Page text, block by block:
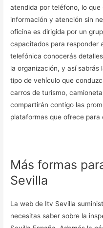
atendida por teléfono, lo
información y atención sin
oficina es dirigida por un
capacitados para responder
telefónica conocerás
la organización, y así sabrás
tipo de vehículo que
carros de turismo,
compartirán contigo las
plataformas que ofrece para
Más formas
Sevilla
La web de Itv Sevilla
necesitas saber sobre la